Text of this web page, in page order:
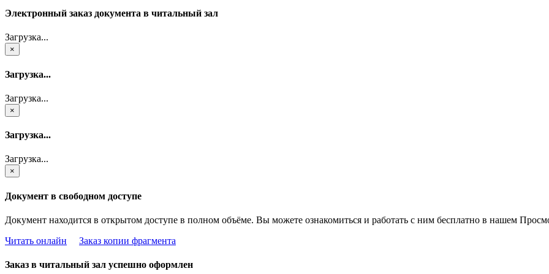
Электронный заказ документа в читальный зал
Загрузка...
×
Загрузка...
Загрузка...
×
Загрузка...
Загрузка...
×
Документ в свободном доступе
Документ находится в открытом доступе в полном объёме. Вы можете ознакомиться и работать с ним бесплатно в нашем
Читать онлайн
Заказ копии фрагмента
Заказ в читальный зал успешно оформлен